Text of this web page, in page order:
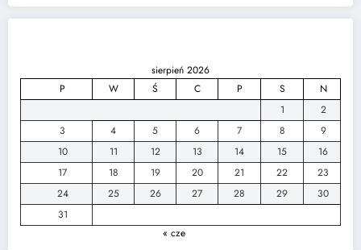
sierpień 2026
P
W Ś C P S
N
1
2
3
4 5 6 7 8
9
10
11 12 13 14 15
16
17
18 19 20 21 22
23
24
25 26 27 28 29
30
31
« cze